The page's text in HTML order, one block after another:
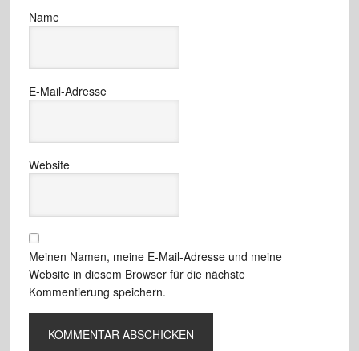
Name
E-Mail-Adresse
Website
Meinen Namen, meine E-Mail-Adresse und meine
Website in diesem Browser für die nächste
Kommentierung speichern.